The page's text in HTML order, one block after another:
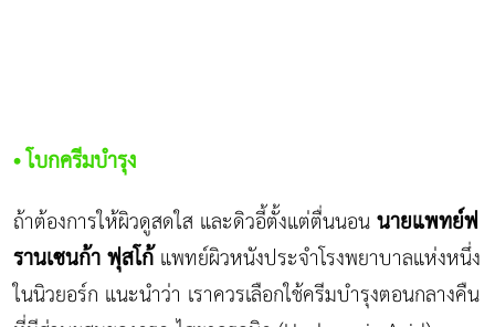
• โบกครีมบำรุง
ถ้าต้องการให้ผิวดูสดใส และดิวอี้ตั้งแต่ตื่นนอนนายแพทย์ฟ
รานเซนก้า ฟุสโก้แพทย์ผิวหนังประจำโรงพยาบาลแห่งหนึ่ง
ในนิวยอร์ก แนะนำว่า เราควรเลือกใช้ครีมบำรุงตอนกลางคืน